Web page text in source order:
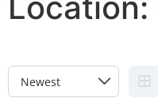
Location: